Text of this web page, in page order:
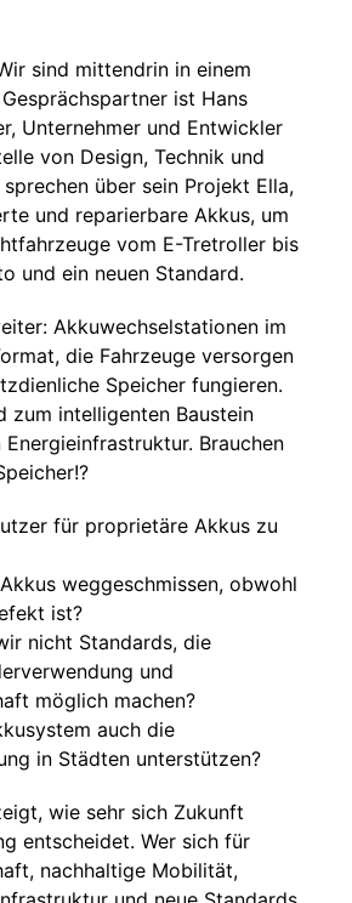
sind mittendrin in einem
ist Hans
Unternehmer und Entwickler
von Design, Technik und
über sein Projekt Ella,
und reparierbare Akkus, um
vom E-Tretroller bis
und ein neuen Standard.
Akkuwechselstationen im
die Fahrzeuge versorgen
Speicher fungieren.
zum intelligenten Baustein
Brauchen
für proprietäre Akkus zu
weggeschmissen, obwohl
ist?
nicht Standards, die
und
möglich machen?
auch die
in Städten unterstützen?
wie sehr sich Zukunft
entscheidet. Wer sich für
nachhaltige Mobilität,